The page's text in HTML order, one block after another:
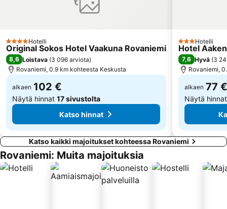
4 Tähtiluokitus
Hotelli
Original Sokos Hotel Vaakuna Rovaniemi
8,6 Loistava (3 096 arviota)
Rovaniemi, 0.9 km kohteesta Keskusta
alkaen 102 €
Näytä hinnat 17 sivustolta
Katso hinnat
3 Tähtiluokitus
Hotelli
Hotel
7,6 Hyvä (3
Rovaniemi,
alkaen 77 €
Näytä
Katso kaikki majoitukset kohteessa Rovaniemi
Rovaniemi: Muita majoituksia